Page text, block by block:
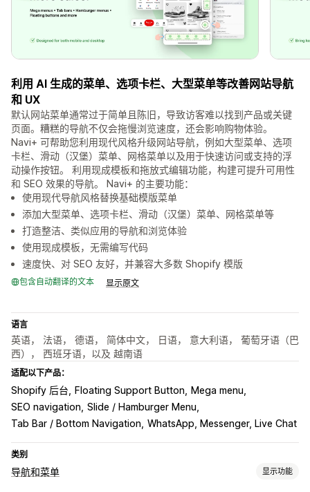
利用 AI 生成的菜单、选项卡栏、大型菜单等改善网站导航
和 UX
默认网站菜单通常过于简单且陈旧，导致访客难以找到产品或关键
页面。糟糕的导航不仅会拖慢浏览速度，还会影响购物体验。
Navi+ 可帮助您利用现代风格升级网站导航，例如大型菜单、选项
卡栏、滑动（汉堡）菜单、网格菜单以及用于快速访问或支持的浮
动操作按钮。 利用现成模板和拖放式编辑功能，构建可提升可用性
和 SEO 效果的导航。 Navi+ 的主要功能：
使用现代导航风格替换基础模版菜单
添加大型菜单、选项卡栏、滑动（汉堡）菜单、网格菜单等
打造整洁、类似应用的导航和浏览体验
使用现成模板，无需编写代码
速度快、对 SEO 友好，并兼容大多数 Shopify 模版
包含自动翻译的文本 显示原文
语言
英语， 法语， 德语， 简体中文， 日语， 意大利语， 葡萄牙语（巴
西）， 西班牙语，以及 越南语
适配以下产品：
Shopify 后台 Floating Support Button
Mega menu
SEO navigation Slide / Hamburger Menu
Tab Bar / Bottom Navigation WhatsApp, Messenger, Live Chat
类别
导航和菜单 显示功能